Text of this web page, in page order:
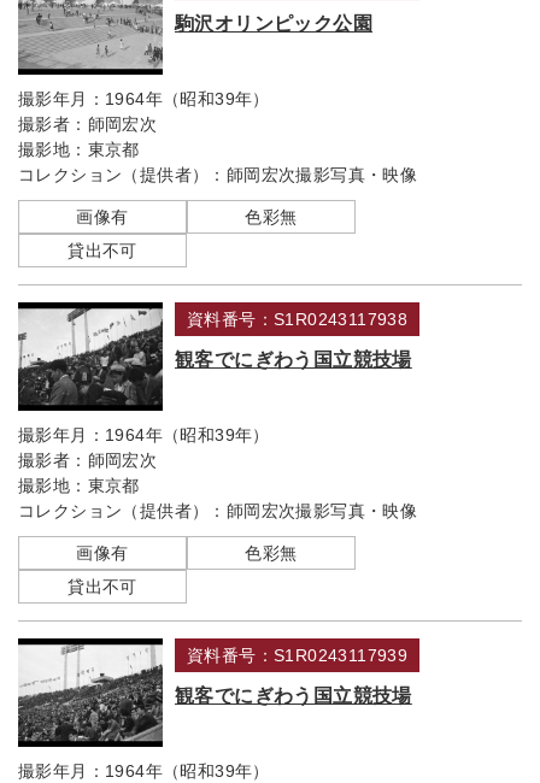
駒沢オリンピック公園
撮影年月： 1964年（昭和39年）
撮影者： 師岡宏次
撮影地： 東京都
コレクション（提供者）： 師岡宏次撮影写真・映像
画像有
色彩無
貸出不可
資料番号：S1R0243117938
観客でにぎわう国立競技場
撮影年月： 1964年（昭和39年）
撮影者： 師岡宏次
撮影地： 東京都
コレクション（提供者）： 師岡宏次撮影写真・映像
画像有
色彩無
貸出不可
資料番号：S1R0243117939
観客でにぎわう国立競技場
撮影年月： 1964年（昭和39年）